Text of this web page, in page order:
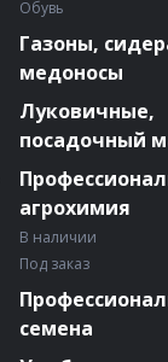
Обувь
Газоны,
медоносы
Луковичные,
посадочный
агрохимия
В наличии
Под заказ
семена